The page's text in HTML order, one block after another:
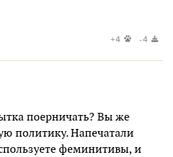
+4 -4
поерничать? Вы же
политику. Напечатали
феминитивы, и